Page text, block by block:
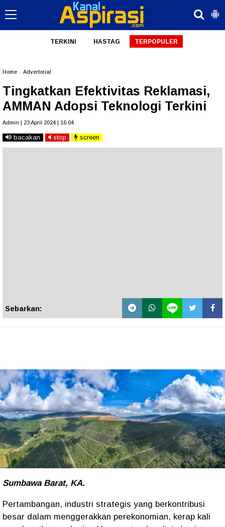
TERKINI HASTAG TERPOPULER
Home Advertorial
Tingkatkan Efektivitas Reklamasi,
AMMAN Adopsi Teknologi Terkini
Admin | 23 April 2024 | 16:04
bacakan stop screen
Sebarkan:
Sumbawa Barat, KA.
Pertambangan, industri strategis yang berkontribusi
besar dalam menggerakkan perekonomian, kerap kali